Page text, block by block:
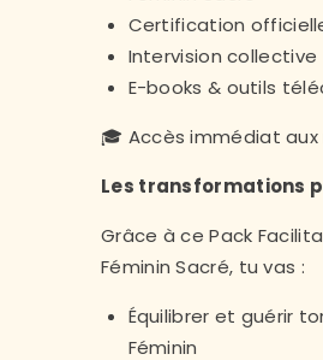
Certification
Intervision collective
E-books & outils
🎓 Accès immédiat aux
Les transformations
Grâce à ce Pack
Féminin Sacré, tu vas :
Équilibrer et guérir
Féminin